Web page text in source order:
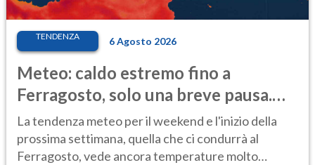
TENDENZA 6 Agosto 2026
Meteo: caldo estremo fino a
Ferragosto, solo una breve pausa.
Ecco dove
La tendenza meteo per il weekend e l'inizio della
prossima settimana, quella che ci condurrà al
Ferragosto, vede ancora temperature molto